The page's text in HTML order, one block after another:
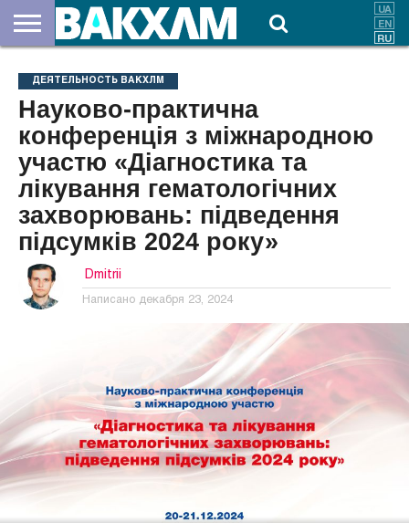
НАС
ВЗНОСЫ
ДОКУМЕНТЫ
НОВОСТИ
КОНТАКТЫ
ДЕЯТЕЛЬНОСТЬ ВАКХЛМ
Науково-практична
конференція з міжнародною
участю «Діагностика та
лікування гематологічних
захворювань: підведення
підсумків 2024 року»
Dmitrii
Написано декабря 23, 2024